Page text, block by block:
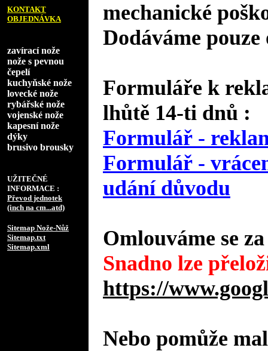
KONTAKT
OBJEDNÁVKA
zavírací nože
nože s pevnou
čepelí
kuchyňské nože
lovecké nože
rybářské nože
vojenské nože
kapesní nože
dýky
brusivo brousky
UŽITEČNÉ
INFORMACE :
Převod jednotek
(inch na cm...atd)
Sitemap Nože-Nůž
Sitemap.txt
Sitemap.xml
mechanické
Dodáváme
Formuláře k
lhůtě 14-ti dnů :
Formulář -
Formulář -
udání důvodu
Omlouváme se
Snadno lze
https://
Nebo pomůže